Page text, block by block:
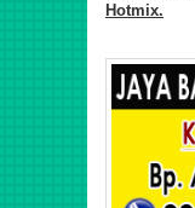
Hotmix.